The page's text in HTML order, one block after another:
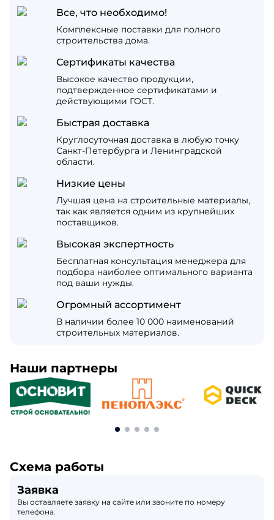
Все, что необходимо!
Комплексные поставки для полного
строительства дома.
Сертификаты качества
Высокое качество продукции,
подтвержденное сертификатами и
действующими ГОСТ.
Быстрая доставка
Круглосуточная доставка в любую точку
Санкт-Петербурга и Ленинградской
области.
Низкие цены
Лучшая цена на строительные материалы,
так как является одним из крупнейших
поставщиков.
Высокая экспертность
Бесплатная консультация менеджера для
подбора наиболее оптимального варианта
под ваши нужды.
Огромный ассортимент
В наличии более 10 000 наименований
строительных материалов.
Наши партнеры
Схема работы
Заявка
Вы оставляете заявку на сайте или звоните по номеру
телефона.